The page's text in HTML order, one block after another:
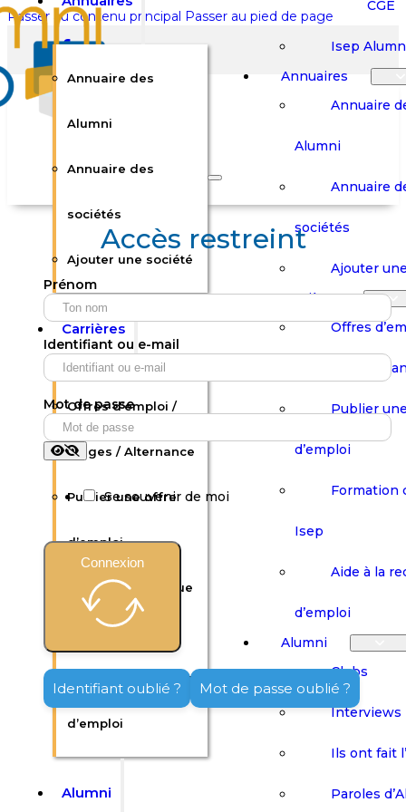
Passer au contenu principal Passer au pied de page
Rechercher sur le site
Rechercher
Votre panier est vide.
Boutique
Panier
Boutique
Annuaire des
Alumni
Annuaire des
sociétés
Ajouter une société
Carrières
Offres d’emploi /
Stages / Alternance
Publier une offre
d’emploi
Formation continue
Aide à la recherche
d’emploi
Alumni
CGE
Isep
Annuaires
Annuaire
Alumni
Annuaire
sociétés
Ajouter
Carrières
Offres
Stages /
Publier
d’emploi
Formation
Isep
Aide à la
d’emploi
Alumni
Clubs
Interviews
Ils ont fait
Paroles
Accès restreint
Prénom
Identifiant ou e-mail
Mot de passe
Se souvenir de moi
Connexion
Identifiant oublié ? Mot de passe oublié ?